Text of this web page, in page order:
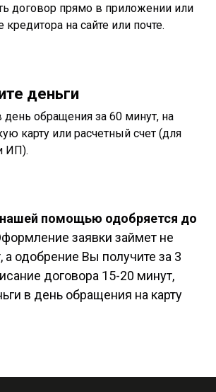
договор прямо в приложении или
на сайте или почте.
деньги
день обращения за 60 минут, на
карту или расчетный счет (для
ИП).
помощью одобряется до
заявки займет не
а одобрение Вы получите за 3
договора 15-20 минут,
в день обращения на карту